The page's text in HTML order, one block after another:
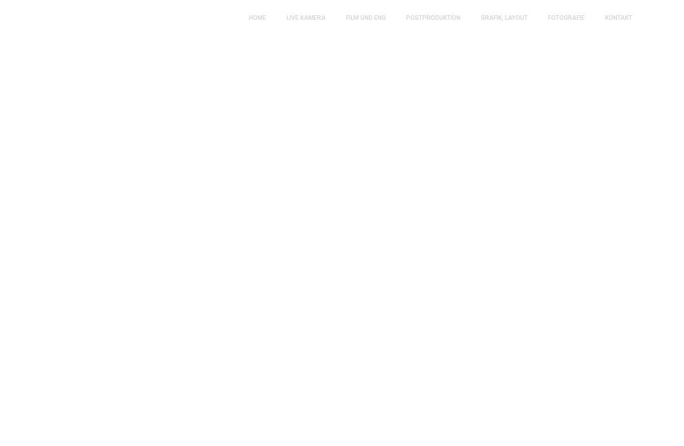
HOME LIVE KAMERA FILM UND ENG POSTPRODUKTION GRAFIK, LAYOUT FOTOGRAFIE KONTAKT